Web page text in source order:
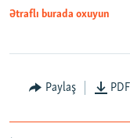
Ətraflı burada oxuyun
Paylaş PDF